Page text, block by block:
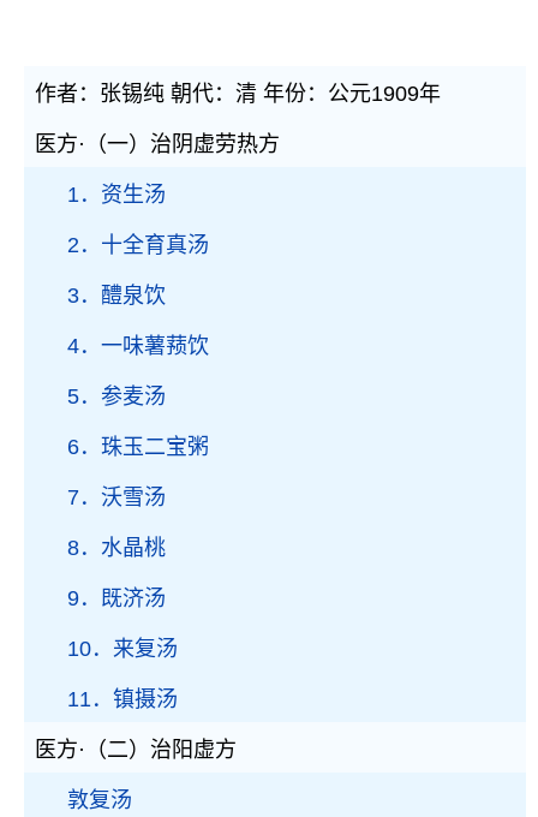
作者：张锡纯 朝代：清 年份：公元1909年
医方·（一）治阴虚劳热方
1．资生汤
2．十全育真汤
3．醴泉饮
4．一味薯蓣饮
5．参麦汤
6．珠玉二宝粥
7．沃雪汤
8．水晶桃
9．既济汤
10．来复汤
11．镇摄汤
医方·（二）治阳虚方
敦复汤